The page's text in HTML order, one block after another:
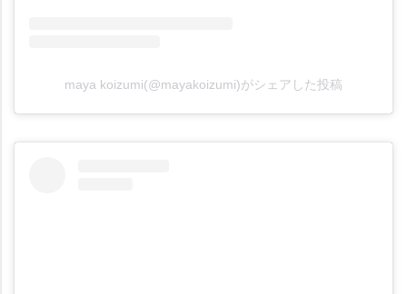
maya koizumi(@mayakoizumi)がシェアした投稿